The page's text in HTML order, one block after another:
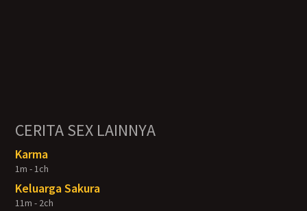
CERITA SEX LAINNYA
Karma
1m - 1ch
Keluarga Sakura
11m - 2ch